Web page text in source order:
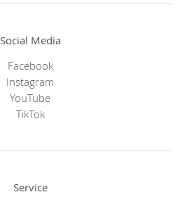
Social Media
Facebook
Instagram
YouTube
TikTok
Service